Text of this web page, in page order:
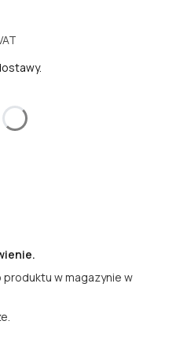
się ceną
w magazynie w